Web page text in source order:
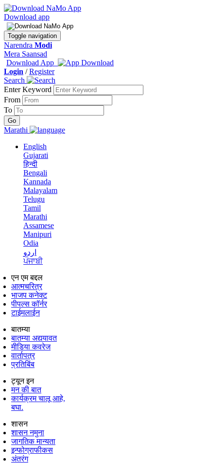
Download app
Toggle navigation
Narendra Modi
Mera Saansad
Download App
Login /Register
Search
Enter Keyword
From
To
Marathi
English
Gujarati
हिन्दी
Bengali
Kannada
Malayalam
Telugu
Tamil
Marathi
Assamese
Manipuri
Odia
اردو
ਪੰਜਾਬੀ
एन एम बद्दल
आत्मचरित्र
भाजप कनेक्ट
पीपल्स कॉर्नर
टाईमलाईन
बातम्या
बातम्या अद्ययावत
मीडिया कवरेज
वार्तापत्र
प्रतिबिंब
ट्यून इन
मन की बात
कार्यक्रम चालू आहे,
बघा.
शासन
शासन नमुना
जागतिक मान्यता
इन्फोग्राफीकस
अंतरंग